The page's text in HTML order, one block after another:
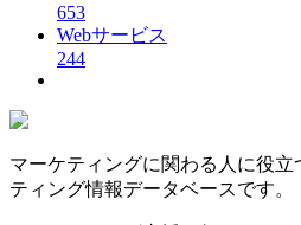
653
Webサービス
244
マーケティングに関わる人に役
ティング情報データベースです。